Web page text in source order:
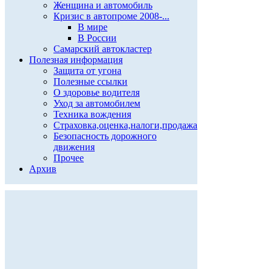
Женщина и автомобиль
Кризис в автопроме 2008-...
В мире
В России
Самарский автокластер
Полезная информация
Защита от угона
Полезные ссылки
О здоровье водителя
Уход за автомобилем
Техника вождения
Страховка,оценка,налоги,продажа
Безопасность дорожного
движения
Прочее
Архив